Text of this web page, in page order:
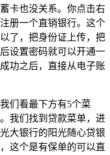
卡也没关系。你点击右
册一个直销银行。这个
了，把身份证上传，把
设置密码就可以开通一
功之后，直接从电子账
们看最下方有5个菜
我们找到贷款菜单，进
大银行的阳光随心贷银
这个是有保单的可以直